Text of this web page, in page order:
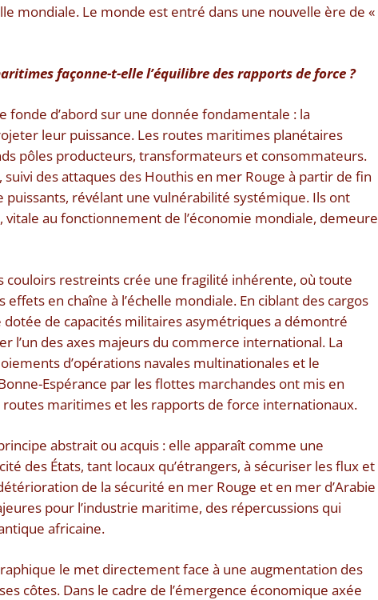
mondiale. Le monde est entré dans une nouvelle ère de «
façonne-t-elle l’équilibre des rapports de force ?
fonde d’abord sur une donnée fondamentale : la
leur puissance. Les routes maritimes planétaires
pôles producteurs, transformateurs et consommateurs.
des attaques des Houthis en mer Rouge à partir de fin
puissants, révélant une vulnérabilité systémique. Ils ont
au fonctionnement de l’économie mondiale, demeure
couloirs restreints crée une fragilité inhérente, où toute
en chaîne à l’échelle mondiale. En ciblant des cargos
de capacités militaires asymétriques a démontré
l’un des axes majeurs du commerce international. La
d’opérations navales multinationales et le
Espérance par les flottes marchandes ont mis en
maritimes et les rapports de force internationaux.
abstrait ou acquis : elle apparaît comme une
des États, tant locaux qu’étrangers, à sécuriser les flux et
de la sécurité en mer Rouge et en mer d’Arabie
pour l’industrie maritime, des répercussions qui
africaine.
le met directement face à une augmentation des
côtes. Dans le cadre de l’émergence économique axée